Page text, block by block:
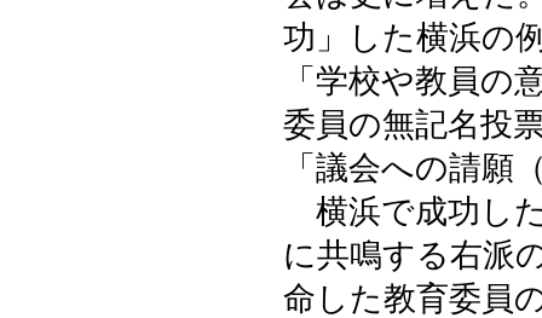
功」した横浜の
「学校や教員の
委員の無記名投
「議会への請願
横浜で成功し
に共鳴する右派
命した教育委員